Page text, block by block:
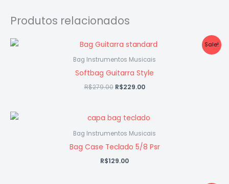
Produtos relacionados
Sale!
Bag Instrumentos Musicais
Softbag Guitarra Style
R$279.00
O
preço
original
R$279.00.
R$229.00
O
preço
atual
R$229.00.
Bag Instrumentos Musicais
Bag Case Teclado 5/8 Psr
R$129.00